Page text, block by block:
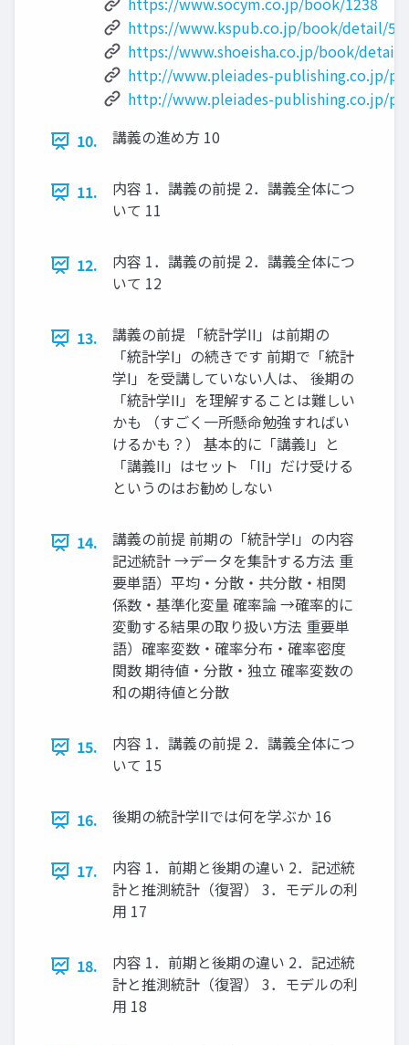
https://www.kspub.co.jp/book/detail/
https://www.shoeisha.co.jp/book/detail/
http://www.pleiades-publishing.co.jp/
http://www.pleiades-publishing.co.jp/
10.
講義の進め方 10
11.
内容 1．講義の前提 2．講義全体につ
いて 11
12.
内容 1．講義の前提 2．講義全体につ
いて 12
13.
講義の前提 「統計学II」は前期の
「統計学I」の続きです 前期で「統計
学I」を受講していない人は、 後期の
「統計学II」を理解することは難しい
かも （すごく一所懸命勉強すればい
けるかも？） 基本的に「講義I」と
「講義II」はセット 「II」だけ受ける
というのはお勧めしない
14.
講義の前提 前期の「統計学I」の内容
記述統計 →データを集計する方法 重
要単語）平均・分散・共分散・相関
係数・基準化変量 確率論 →確率的に
変動する結果の取り扱い方法 重要単
語）確率変数・確率分布・確率密度
関数 期待値・分散・独立 確率変数の
和の期待値と分散
15.
内容 1．講義の前提 2．講義全体につ
いて 15
16. 後期の統計学IIでは何を学ぶか 16
17.
内容 1．前期と後期の違い 2．記述統
計と推測統計（復習） 3．モデルの利
用 17
18.
内容 1．前期と後期の違い 2．記述統
計と推測統計（復習） 3．モデルの利
用 18